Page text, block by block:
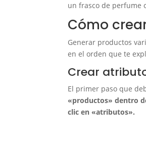
un frasco de perfume
Cómo
Generar productos
en el orden que te
Crear
El primer paso que
«productos» dentro
clic en «atributos».